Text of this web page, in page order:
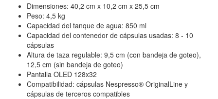
Dimensiones: 40,2 cm x 10,2 cm x 25,5 cm
Peso: 4,5 kg
Capacidad del tanque de agua: 850 ml
Capacidad del contenedor de cápsulas usadas: 8 - 10
cápsulas
Altura de taza regulable: 9,5 cm (con bandeja de goteo),
12,5 cm (sin bandeja de goteo)
Pantalla OLED 128x32
Compatibilidad: cápsulas Nespresso® OriginalLine y
cápsulas de terceros compatibles